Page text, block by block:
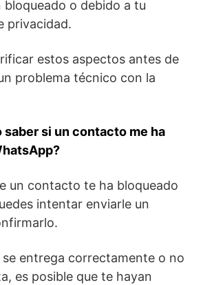
bloqueado​ o debido a tu
privacidad.
estos aspectos antes de
problema‍ técnico con la⁢
saber si un contacto me ha
‌un contacto te ha bloqueado
intentar enviarle un⁣
se entrega⁢ correctamente o no
es posible que ‌te hayan